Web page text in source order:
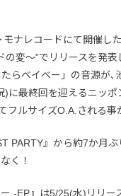
ナレコードにて開催し
の変〜”でリリースを発
らベイベー」の音源が､
)に最終回を迎えるニッポ
フルサイズO.A.される事
PARTY』から約7か月
く！
-EP』は5/25(水)リリー